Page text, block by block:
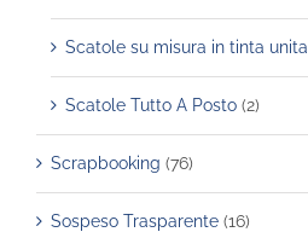
Scatole su misura in tinta unita
Scatole Tutto A Posto (2)
Scrapbooking (76)
Sospeso Trasparente (16)